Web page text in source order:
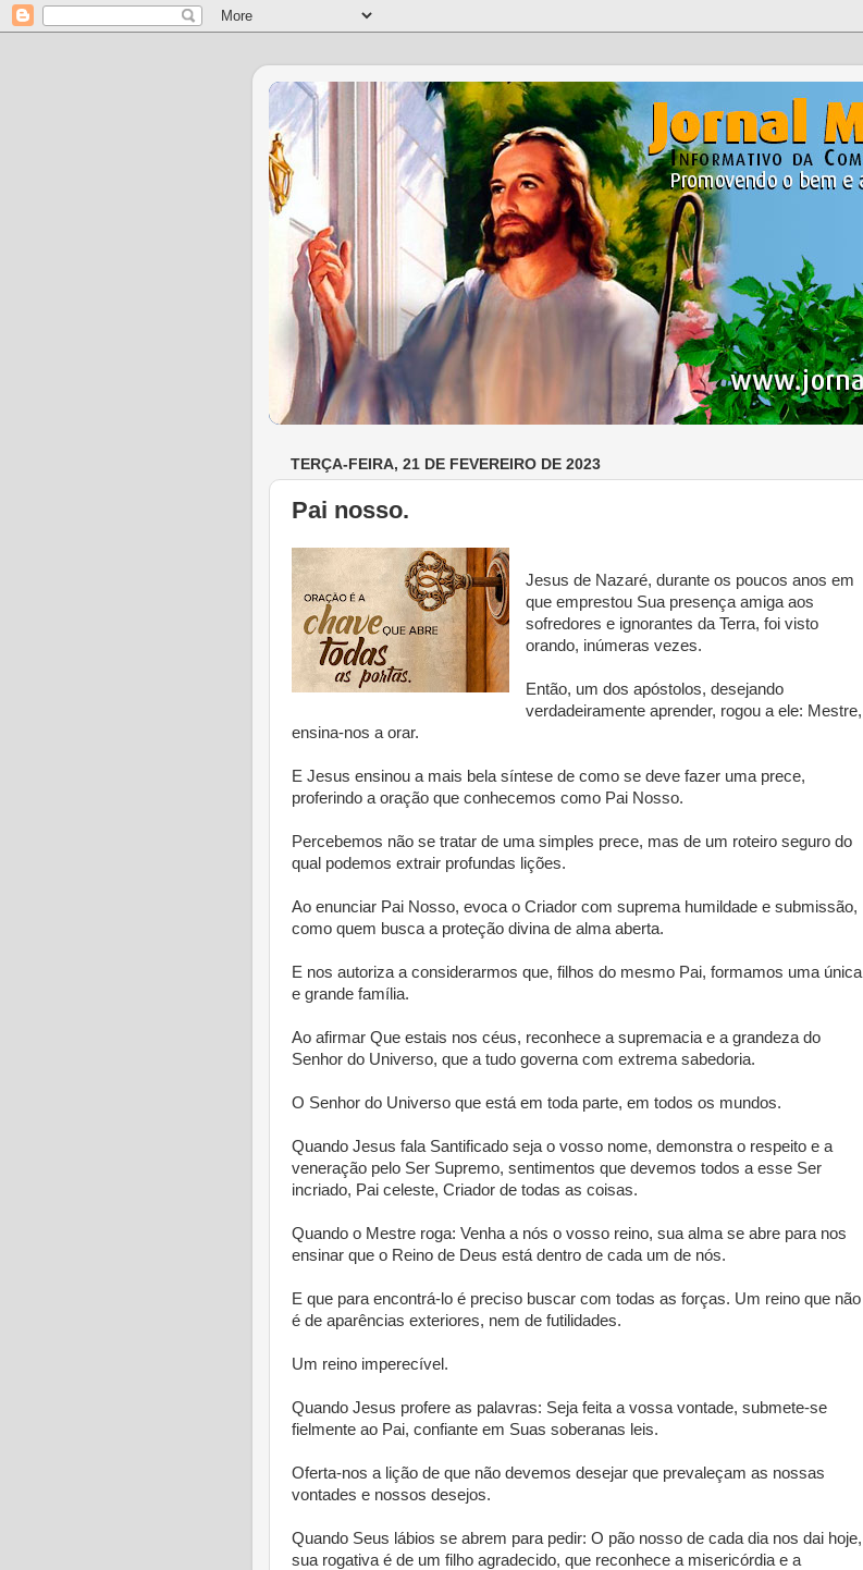
TERÇA-FEIRA, 21 DE FEVEREIRO DE 2023
Pai nosso.
Jesus de Nazaré, durante os poucos anos em
que emprestou Sua presença amiga aos
sofredores e ignorantes da Terra, foi visto
orando, inúmeras vezes.
Então, um dos apóstolos, desejando
verdadeiramente aprender, rogou a ele: Mestre,
ensina-nos a orar.
E Jesus ensinou a mais bela síntese de como se deve fazer uma prece,
proferindo a oração que conhecemos como Pai Nosso.
Percebemos não se tratar de uma simples prece, mas de um roteiro seguro do
qual podemos extrair profundas lições.
Ao enunciar Pai Nosso, evoca o Criador com suprema humildade e submissão,
como quem busca a proteção divina de alma aberta.
E nos autoriza a considerarmos que, filhos do mesmo Pai, formamos uma única
e grande família.
Ao afirmar Que estais nos céus, reconhece a supremacia e a grandeza do
Senhor do Universo, que a tudo governa com extrema sabedoria.
O Senhor do Universo que está em toda parte, em todos os mundos.
Quando Jesus fala Santificado seja o vosso nome, demonstra o respeito e a
veneração pelo Ser Supremo, sentimentos que devemos todos a esse Ser
incriado, Pai celeste, Criador de todas as coisas.
Quando o Mestre roga: Venha a nós o vosso reino, sua alma se abre para nos
ensinar que o Reino de Deus está dentro de cada um de nós.
E que para encontrá-lo é preciso buscar com todas as forças. Um reino que não
é de aparências exteriores, nem de futilidades.
Um reino imperecível.
Quando Jesus profere as palavras: Seja feita a vossa vontade, submete-se
fielmente ao Pai, confiante em Suas soberanas leis.
Oferta-nos a lição de que não devemos desejar que prevaleçam as nossas
vontades e nossos desejos.
Quando Seus lábios se abrem para pedir: O pão nosso de cada dia nos dai hoje,
sua rogativa é de um filho agradecido, que reconhece a misericórdia e a